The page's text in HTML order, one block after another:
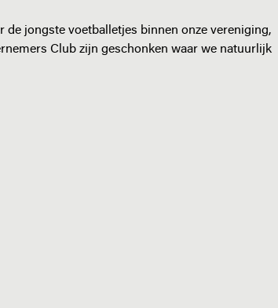
jongste voetballetjes binnen onze vereniging,
Club zijn geschonken waar we natuurlijk